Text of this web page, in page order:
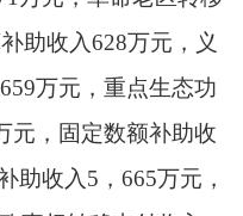
助收入628万元，义
万元，重点生态功
元，固定数额补助收
助收入5，665万元，